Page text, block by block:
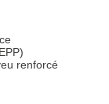
renforcé